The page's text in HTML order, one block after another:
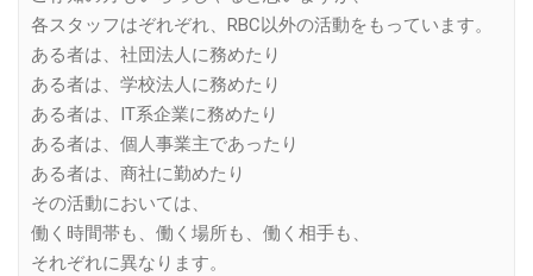
各スタッフはぞれぞれ、RBC以外の活動をもっています。
ある者は、社団法人に務めたり
ある者は、学校法人に務めたり
ある者は、IT系企業に務めたり
ある者は、個人事業主であったり
ある者は、商社に勤めたり
その活動においては、
働く時間帯も、働く場所も、働く相手も、
それぞれに異なります。